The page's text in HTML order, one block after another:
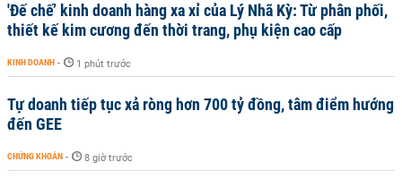
'Đế chế’ kinh doanh hàng xa xỉ của Lý Nhã Kỳ: Từ phân phối,
thiết kế kim cương đến thời trang, phụ kiện cao cấp
KINH DOANH - 1 phút trước
Tự doanh tiếp tục xả ròng hơn 700 tỷ đồng, tâm điểm hướng
đến GEE
CHỨNG KHOÁN - 8 giờ trước